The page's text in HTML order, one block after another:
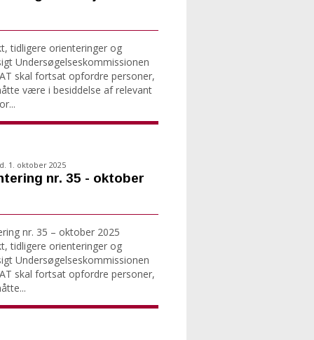
tidligere orienteringer og
Undersøgelseskommissionen
skal fortsat opfordre personer,
være i besiddelse af relevant
1. oktober 2025
nr. 35 - oktober
nr. 35 – oktober 2025
tidligere orienteringer og
Undersøgelseskommissionen
skal fortsat opfordre personer,